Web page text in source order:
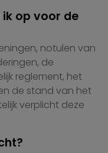
op voor de
notulen van
de
reglement, het
de stand van het
verplicht deze